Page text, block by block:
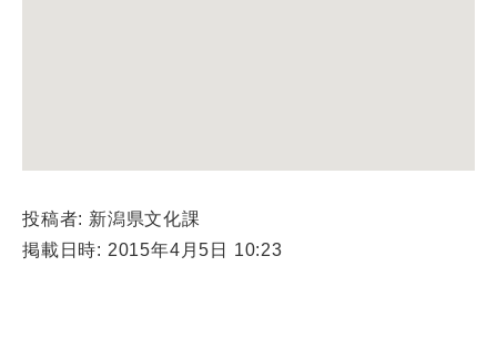
投稿者: 新潟県文化課
掲載日時: 2015年4月5日 10:23